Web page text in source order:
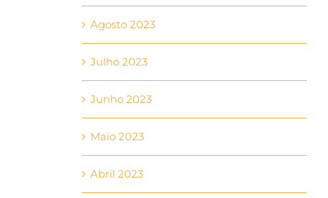
Agosto 2023
Julho 2023
Junho 2023
Maio 2023
Abril 2023